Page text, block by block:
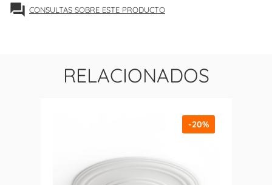
forum CONSULTAS SOBRE ESTE PRODUCTO
RELACIONADOS
-20%